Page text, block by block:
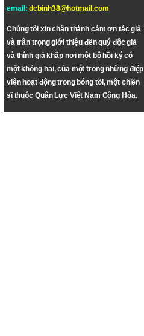
email:dcbinh38@hotmail.com
Chúng tôi xin chân thành cám ơn tác giả
và trân trọng giới thiệu đến quý độc giả
và thính giả khắp nơi một bộ hồi ký có
một không hai, của một trong những điệp
viên hoạt động trong bóng tối, một chiến
sĩ thuộc Quân Lực Việt Nam Cộng Hòa.